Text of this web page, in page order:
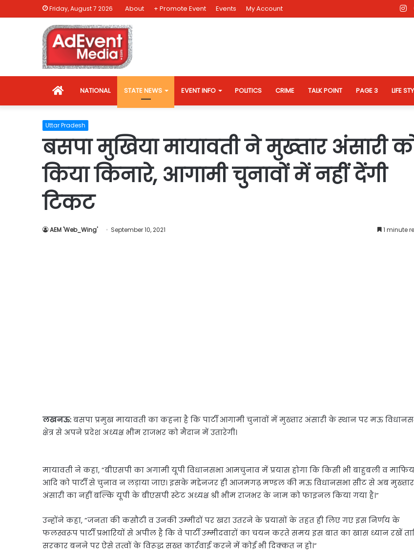
Friday, August 7 2026 About + Promote Event Events My Account
HOMENATIONAL STATE NEWS EVENT INFO POLITICS CRIME TALK POINT PAGE 3 LIFE
Uttar Pradesh
बसपा मुखिया मायावती ने मुख्‍तार अंसारी
किया किनारे, आगामी चुनावों में नहीं देंगी
टिकट
AEM 'Web_Wing' September 10, 2021 1 minute
लखनऊ:बसपा प्रमुख मायावती का कहना है कि पार्टी आगामी चुनावों में मुख्तार अंसारी के स्थान पर मऊ
क्षेत्र से अपने प्रदेश अध्यक्ष भीम राजभर को मैदान में उतारेगी।
मायावती ने कहा, ”बीएसपी का अगामी यूपी विधानसभा आमचुनाव में प्रयास होगा कि किसी भी बाहुबली व
आदि को पार्टी से चुनाव न लड़ाया जाए। इसके मद्देनजर ही आजमगढ़ मण्डल की मऊ विधानसभा सीट से अब मुख्तार
अंसारी का नहीं बल्कि यूपी के बीएसपी स्टेट अध्यक्ष श्री भीम राजभर के नाम को फाइनल किया गया है।”
उन्होंने कहा, ”जनता की कसौटी व उनकी उम्मीदों पर खरा उतरने के प्रयासों के तहत ही लिए गए इस निर्णय के
फलस्वरूप पार्टी प्रभारियों से अपील है कि वे पार्टी उम्मीदवारों का चयन करते समय इस बात का खास ध्यान रखें
सरकार बनने पर ऐसे तत्वों के विरूद्ध सख्त कार्रवाई करने में कोई भी दिक्कत न हो।”